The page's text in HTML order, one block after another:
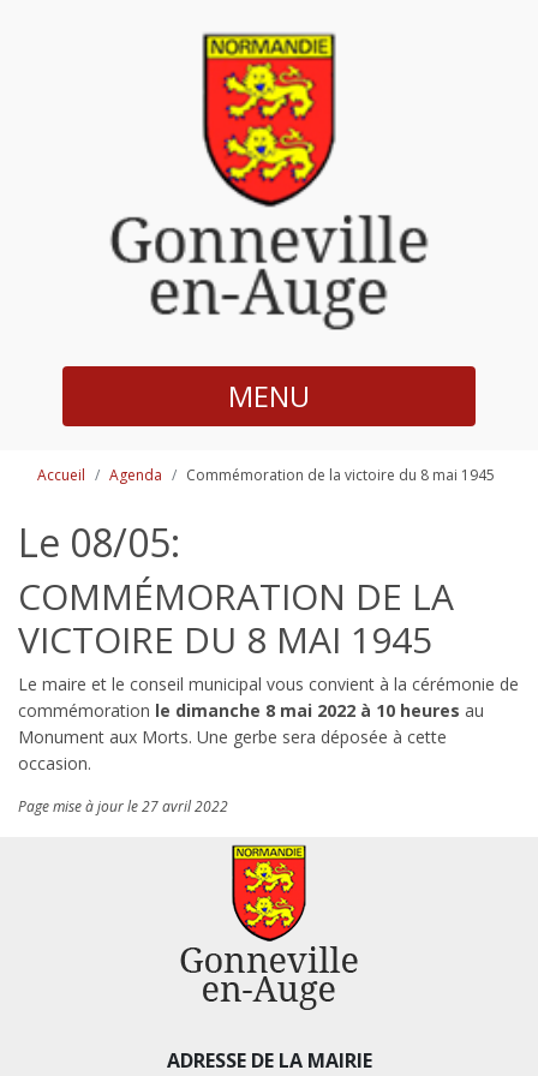
MENU
Accueil Agenda Commémoration de la victoire du 8 mai 1945
Le 08/05:
COMMÉMORATION DE LA
VICTOIRE DU 8 MAI 1945
Le maire et le conseil municipal vous convient à la cérémonie de
commémoration le dimanche 8 mai 2022 à 10 heures au
Monument aux Morts. Une gerbe sera déposée à cette
occasion.
Page mise à jour le 27 avril 2022
ADRESSE DE LA MAIRIE